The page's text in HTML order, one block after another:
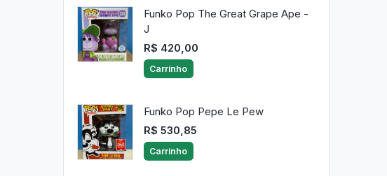
Funko Pop The Great Grape Ape -
J
R$ 420,00
Carrinho
Funko Pop Pepe Le Pew
R$ 530,85
Carrinho